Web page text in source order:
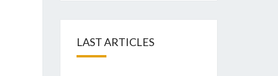
LAST ARTICLES